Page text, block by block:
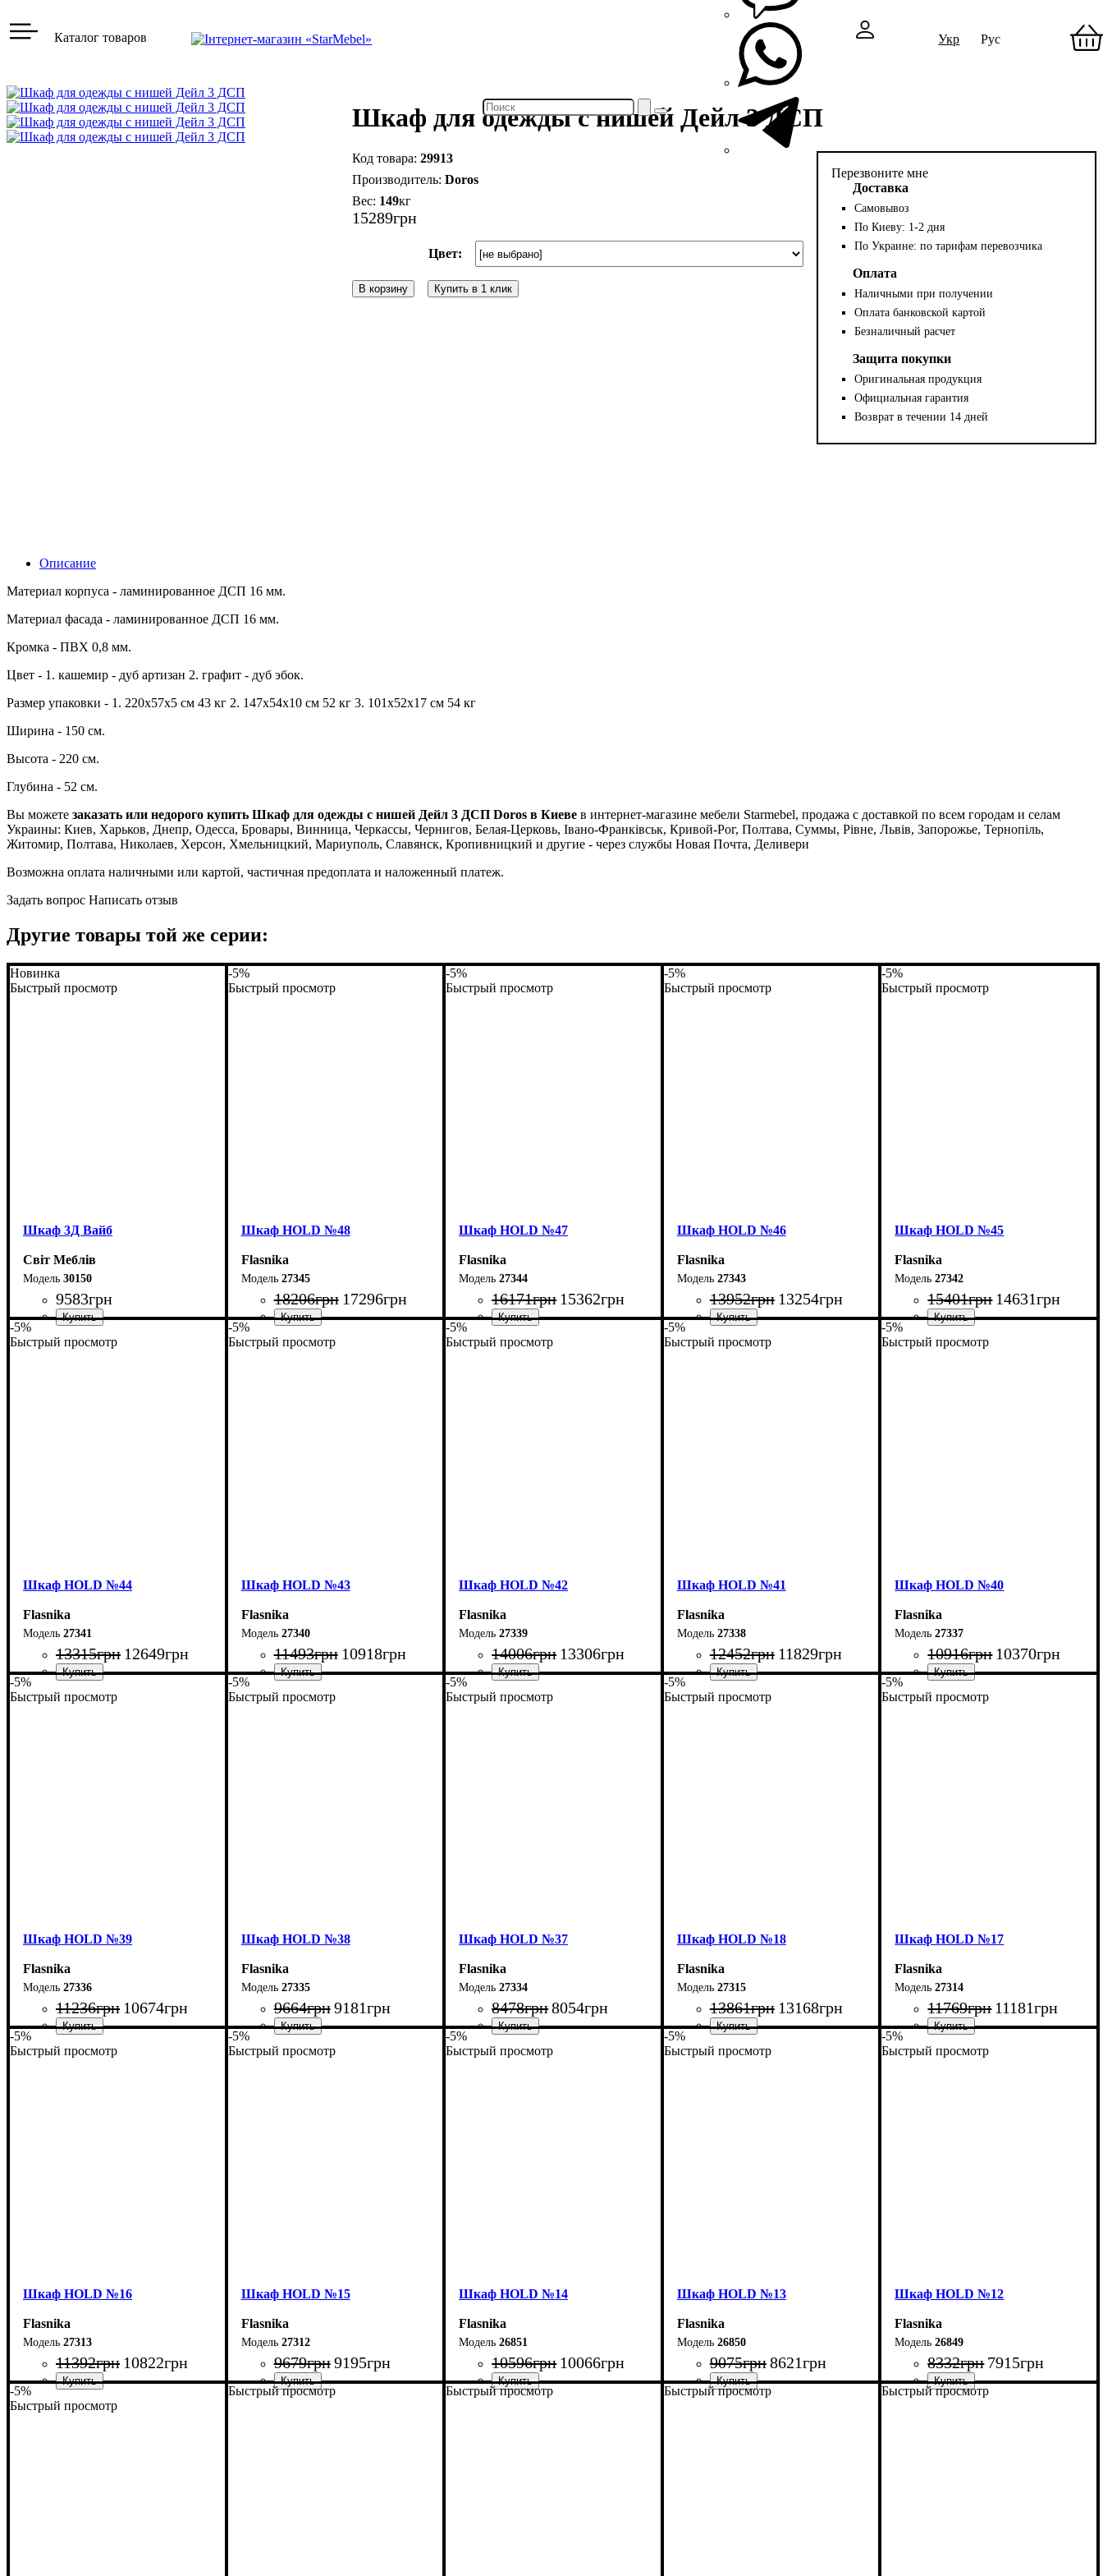
Шкаф для одежды с нишей Дейл 3 ДСП
29913
Doros
149кг
15289грн
Цвет:
В корзину Купить в 1 клик
Перезвоните мне
Доставка
Самовывоз
По Киеву: 1-2 дня
По Украине: по тарифам перевозчика
Оплата
Наличными при получении
Оплата банковской картой
Безналичный расчет
Защита покупки
Оригинальная продукция
Официальная гарантия
Возврат в течении 14 дней
Описание
Материал корпуса - ламинированное ДСП 16 мм.
Материал фасада - ламинированное ДСП 16 мм.
Кромка - ПВХ 0,8 мм.
Цвет - 1. кашемир - дуб артизан 2. графит - дуб эбок.
Размер упаковки - 1. 220х57х5 см 43 кг 2. 147х54х10 см 52 кг 3. 101х52х17 см 54 кг
Ширина - 150 см.
Высота - 220 см.
Глубина - 52 см.
Вы можете заказать или недорого купить Шкаф для одежды с нишей Дейл 3 ДСП Doros в Киеве в интернет-магазине мебели Starmebel, продажа с доставкой по всем городам и селам
Украины: Киев, Харьков, Днепр, Одесса, Бровары, Винница, Черкассы, Чернигов, Белая-Церковь, Івано-Франківськ, Кривой-Рог, Полтава, Суммы, Рівне, Львів, Запорожье, Тернопіль,
Житомир, Полтава, Николаев, Херсон, Хмельницкий, Мариуполь, Славянск, Кропивницкий и другие - через службы Новая Почта, Деливери
Возможна оплата наличными или картой, частичная предоплата и наложенный платеж.
Задать вопрос Написать отзыв
Другие товары той же серии:
Новинка
Быстрый просмотр
Шкаф 3Д Вайб
Світ Меблів
30150
9583грн
-5%
Быстрый просмотр
Шкаф НOLD №48
Flasnika
27345
18206грн 17296грн
-5%
Быстрый просмотр
Шкаф НOLD №47
Flasnika
27344
16171грн 15362грн
-5%
Быстрый просмотр
Шкаф НOLD №46
Flasnika
27343
13952грн 13254грн
-5%
Быстрый просмотр
Шкаф НOLD №45
Flasnika
27342
15401грн 14631грн
-5%
Быстрый просмотр
Шкаф НOLD №44
Flasnika
27341
13315грн 12649грн
-5%
Быстрый просмотр
Шкаф НOLD №43
Flasnika
27340
11493грн 10918грн
-5%
Быстрый просмотр
Шкаф НOLD №42
Flasnika
27339
14006грн 13306грн
-5%
Быстрый просмотр
Шкаф НOLD №41
Flasnika
27338
12452грн 11829грн
-5%
Быстрый просмотр
Шкаф НOLD №40
Flasnika
27337
10916грн 10370грн
-5%
Быстрый просмотр
Шкаф НOLD №39
Flasnika
27336
11236грн 10674грн
-5%
Быстрый просмотр
Шкаф НOLD №38
Flasnika
27335
9664грн 9181грн
-5%
Быстрый просмотр
Шкаф НOLD №37
Flasnika
27334
8478грн8054грн
-5%
Быстрый просмотр
Шкаф НOLD №18
Flasnika
27315
13861грн 13168грн
-5%
Быстрый просмотр
Шкаф НOLD №17
Flasnika
27314
11769грн 11181грн
-5%
Быстрый просмотр
Шкаф НOLD №16
Flasnika
27313
11392грн 10822грн
-5%
Быстрый просмотр
Шкаф НOLD №15
Flasnika
27312
9679грн 9195грн
-5%
Быстрый просмотр
Шкаф НOLD №14
Flasnika
26851
10596грн 10066грн
-5%
Быстрый просмотр
Шкаф НOLD №13
Flasnika
26850
9075грн8621грн
-5%
Быстрый просмотр
Шкаф НOLD №12
Flasnika
26849
8332грн 7915грн
-5%
Быстрый просмотр
Быстрый просмотр Быстрый просмотр Быстрый просмотр Быстрый просмотр
Каталог товаров Укр Рус